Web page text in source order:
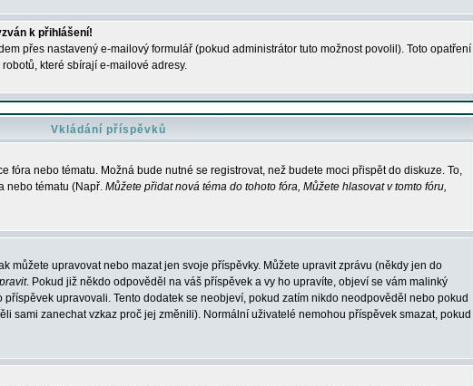
k přihlášení!
přes nastavený e-mailový formulář (pokud administrátor tuto možnost povolil). Toto opatření
které sbírají e-mailové adresy.
Vkládání příspěvků
fóra nebo tématu. Možná bude nutné se registrovat, než budete moci přispět do diskuze. To,
nebo tématu (Např. Můžete přidat nová téma do tohoto fóra, Můžete hlasovat v tomto fóru,
můžete upravovat nebo mazat jen svoje příspěvky. Můžete upravit zprávu (někdy jen do
. Pokud již někdo odpověděl na váš příspěvek a vy ho upravíte, objeví se vám malinký
upravovali. Tento dodatek se neobjeví, pokud zatím nikdo neodpověděl nebo pokud
sami zanechat vzkaz proč jej změnili). Normální uživatelé nemohou příspěvek smazat, pokud